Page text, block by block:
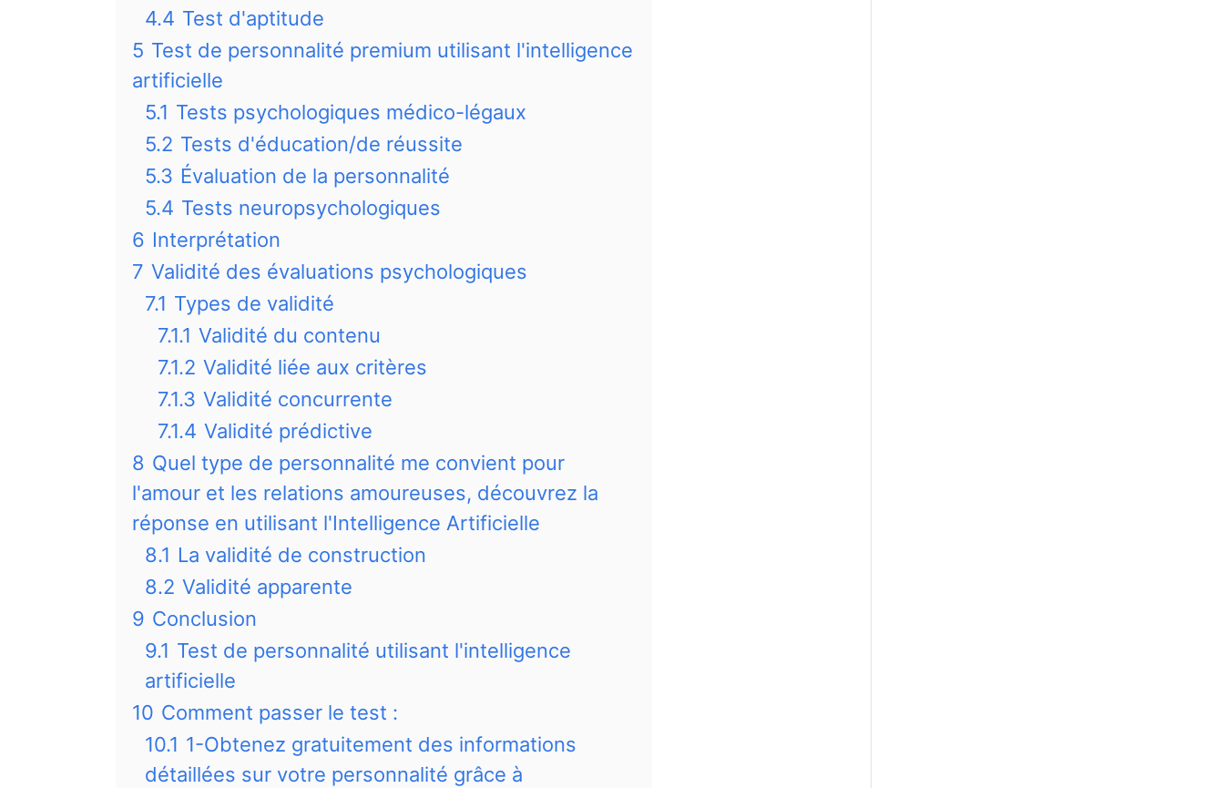
4.4 Test d'aptitude
5 Test de personnalité premium utilisant l'intelligence
artificielle
5.1 Tests psychologiques médico-légaux
5.2 Tests d'éducation/de réussite
5.3 Évaluation de la personnalité
5.4 Tests neuropsychologiques
6 Interprétation
7 Validité des évaluations psychologiques
7.1 Types de validité
7.1.1 Validité du contenu
7.1.2 Validité liée aux critères
7.1.3 Validité concurrente
7.1.4 Validité prédictive
8 Quel type de personnalité me convient pour
l'amour et les relations amoureuses, découvrez la
réponse en utilisant l'Intelligence Artificielle
8.1 La validité de construction
8.2 Validité apparente
9 Conclusion
9.1 Test de personnalité utilisant l'intelligence
artificielle
10 Comment passer le test :
10.1 1-Obtenez gratuitement des informations
détaillées sur votre personnalité grâce à